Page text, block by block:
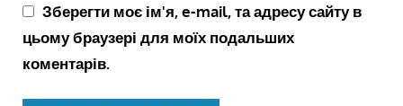
Зберегти моє ім'я, e-mail, та адресу сайту в
цьому браузері для моїх подальших
коментарів.